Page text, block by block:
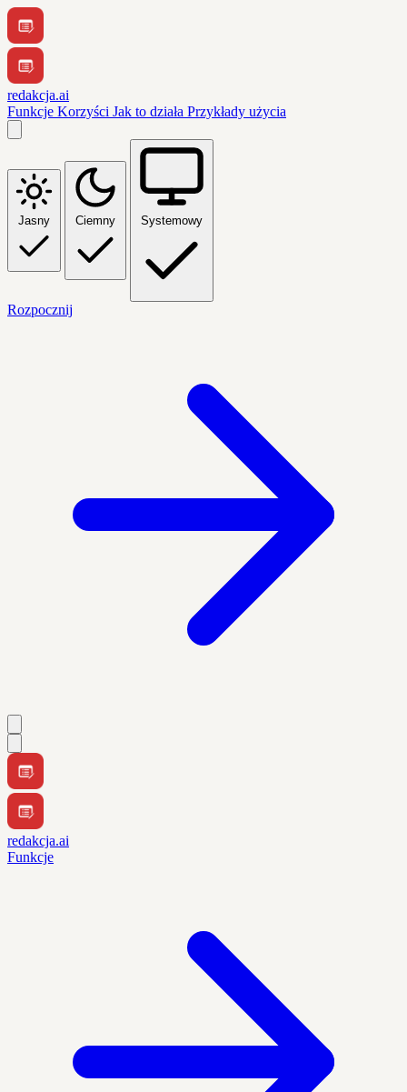
redakcja.ai
Funkcje Korzyści Jak to działa Przykłady użycia
Jasny Ciemny Systemowy
Rozpocznij
redakcja.ai
Funkcje